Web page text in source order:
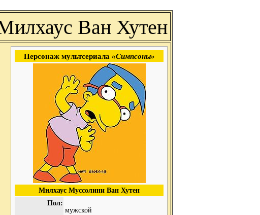
Ван Хутен
Персонаж мультсериала «Симпсоны»
Милхаус Муссолини Ван Хутен
Пол:
мужской